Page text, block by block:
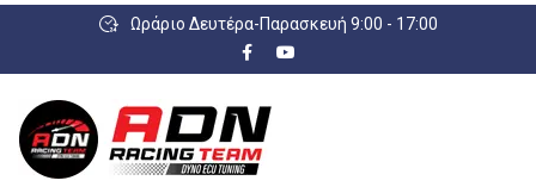
Ωράριο Δευτέρα-Παρασκευή 9:00 - 17:00